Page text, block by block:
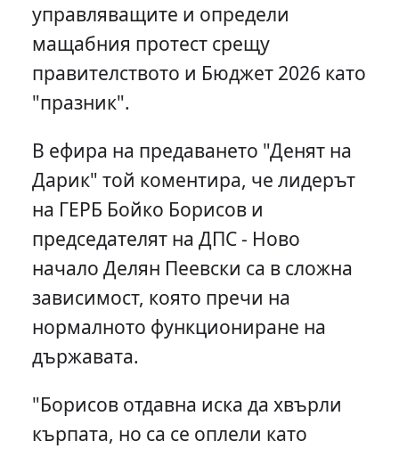
управляващите и определи
мащабния протест срещу
правителството и Бюджет 2026 като
"празник".
В ефира на предаването "Денят на
Дарик" той коментира, че лидерът
на ГЕРБ Бойко Борисов и
председателят на ДПС - Ново
начало Делян Пеевски са в сложна
зависимост, която пречи на
нормалното функциониране на
държавата.
"Борисов отдавна иска да хвърли
кърпата, но са се оплели като